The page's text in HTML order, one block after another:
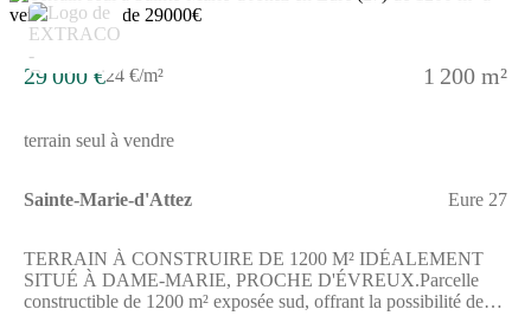
29 000 €24 €/m² 1 200 m²
terrain seul à vendre
Sainte-Marie-d'Attez Eure 27
TERRAIN À CONSTRUIRE DE 1200 M² IDÉALEMENT
SITUÉ À DAME-MARIE, PROCHE D'ÉVREUX.Parcelle
constructible de 1200 m² exposée sud, offrant la possibilité de